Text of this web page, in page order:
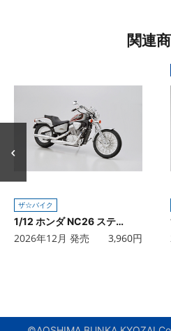
関連
ザ☆バイク
1/12 ホンダ NC26 スティードVSE '96 カスタムパーツ付き
2026年12月 発売 3,960円